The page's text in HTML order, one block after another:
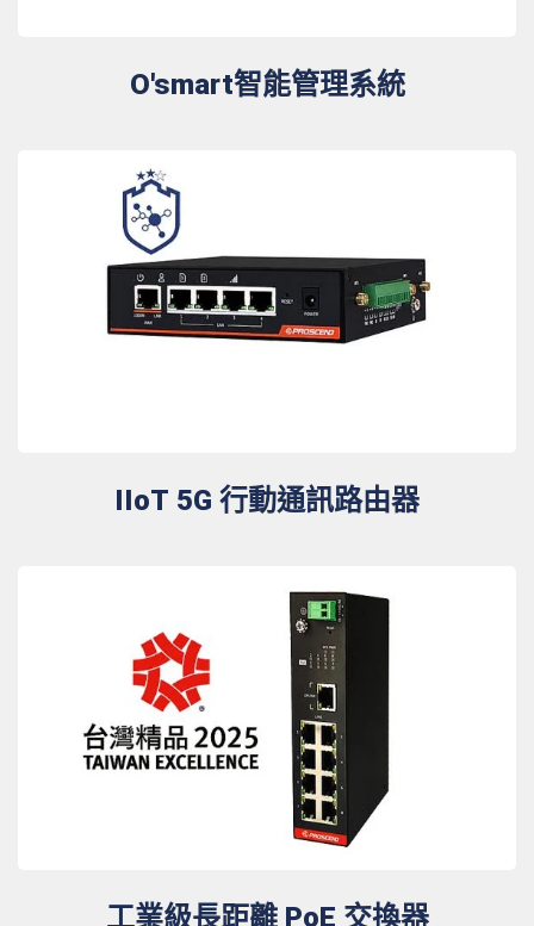
O'smart智能管理系統
IIoT 5G 行動通訊路由器
工業級長距離 PoE 交換器